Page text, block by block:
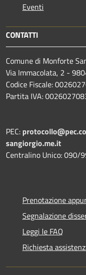
Eventi
CONTATTI
Comune di Monforte
Via Immacolata, 2 -
Codice Fiscale:
Partita IVA:
PEC:
sangiorgio.me.it
Centralino Unico:
Prenotazione
Segnalazione
Leggi le FAQ
Richiesta